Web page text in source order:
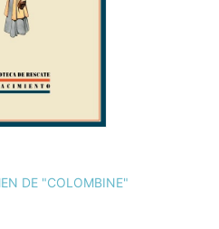
DE "COLOMBINE"